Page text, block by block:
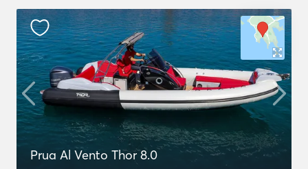
Prua Al Vento Thor 8.0